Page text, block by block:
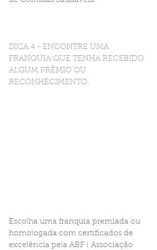
DICA 4 - ENCONTRE UMA
FRANQUIA QUE TENHA RECEBIDO
ALGUM PRÊMIO OU
RECONHECIMENTO.
Escolha uma franquia premiada ou
homologada com certificados de
excelência pela ABF ( Associação